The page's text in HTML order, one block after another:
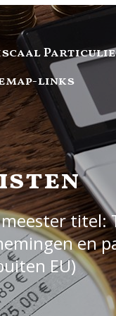
links
titel:
en
EU)